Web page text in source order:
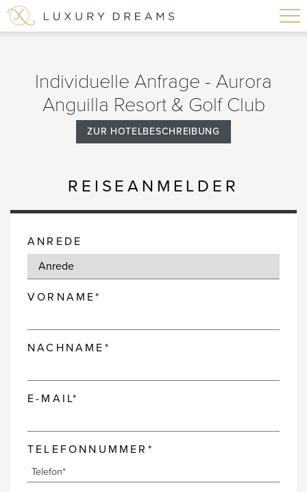
Individuelle Anfrage - Aurora
Anguilla Resort & Golf Club
ZUR HOTELBESCHREIBUNG
REISEANMELDER
ANREDE
VORNAME*
NACHNAME*
E-MAIL*
TELEFONNUMMER*